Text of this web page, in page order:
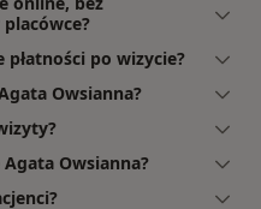
po wizycie?
Owsianna?
Owsianna?